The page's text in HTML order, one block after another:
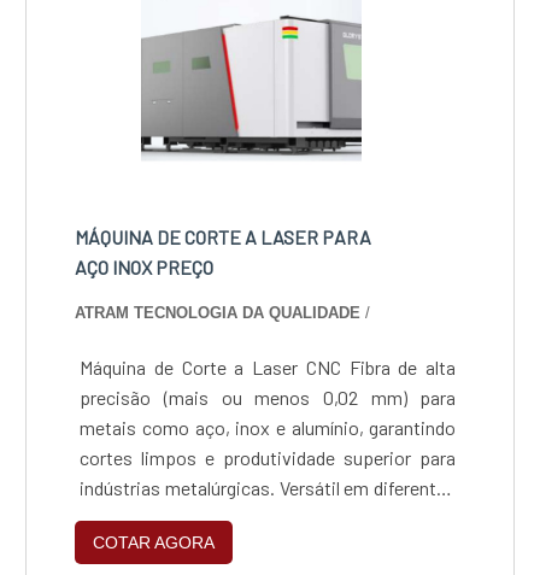
CNC complementa com precisão
automatizada, garantindo ângulos exatos e
uniformidade, sua repetibilidade assegura
peças idênticas em grandes volumes, além de
ser eficiente em materiais de diferentes
espessuras, reduzindo desperdícios e
flexibilidade para peças com dobras simples
ou complexas.
MÁQUINA DE CORTE A LASER PARA
AÇO INOX PREÇO
ATRAM TECNOLOGIA DA QUALIDADE /
Máquina de Corte a Laser CNC Fibra de alta
precisão (mais ou menos 0,02 mm) para
metais como aço, inox e alumínio, garantindo
cortes limpos e produtividade superior para
indústrias metalúrgicas. Versátil em diferentes
materiais e espessuras, de protótipos a
grandes lotes, permitindo que fabricantes de
COTAR AGORA